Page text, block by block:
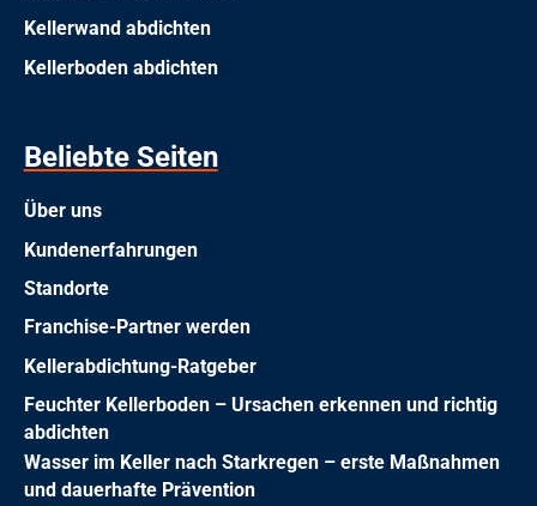
Kellerwand abdichten
Kellerboden abdichten
Beliebte Seiten
Über uns
Kundenerfahrungen
Standorte
Franchise-Partner werden
Kellerabdichtung-Ratgeber
Feuchter Kellerboden – Ursachen erkennen und richtig
abdichten
Wasser im Keller nach Starkregen – erste Maßnahmen
und dauerhafte Prävention